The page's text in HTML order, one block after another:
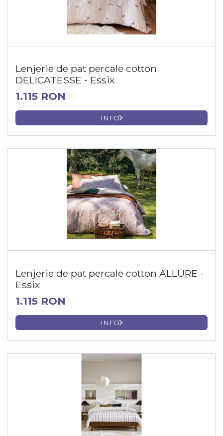
Lenjerie de pat percale cotton
DELICATESSE - Essix
1.115 RON
INFO
Lenjerie de pat percale cotton ALLURE -
Essix
1.115 RON
INFO